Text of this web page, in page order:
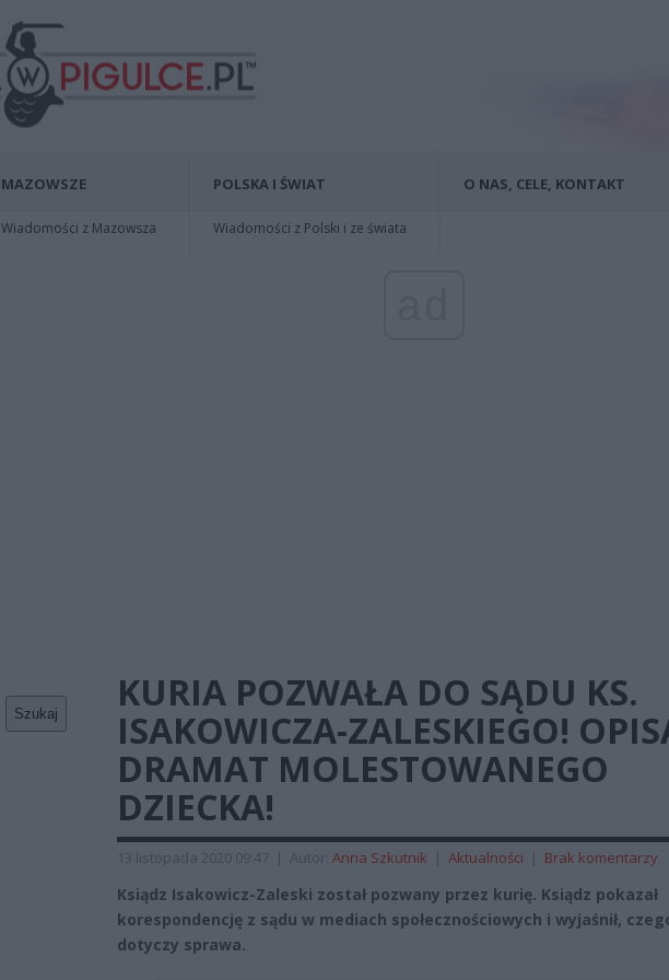
MAZOWSZE
Wiadomości z Mazowsza
POLSKA I ŚWIAT
Wiadomości z Polski i ze świata
O NAS, CELE, KONTAKT
Szukaj
KURIA POZWAŁA DO SĄDU KS.
ISAKOWICZA-ZALESKIEGO!
DRAMAT MOLESTOWANEGO
DZIECKA!
13 listopada 2020 09:47 | Autor: Anna Szkutnik | Aktualności | Brak komentarzy
Ksiądz Isakowicz-Zaleski został pozwany przez kurię. Ksiądz pokazał
korespondencję z sądu w mediach społecznościowych i wyjaśnił,
dotyczy sprawa.